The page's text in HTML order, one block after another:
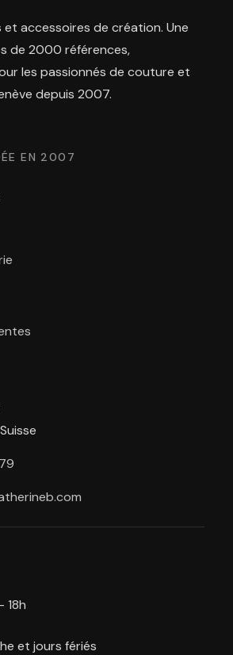
et accessoires de création. Une
de 2000 références,
les passionnés de couture et
depuis 2007.
EN 2007
18h
et jours fériés